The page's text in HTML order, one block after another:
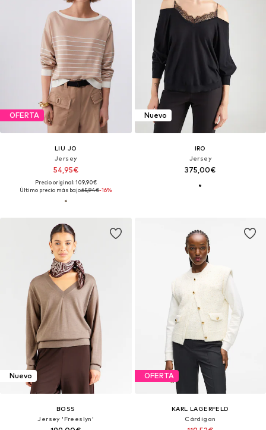
OFERTA
LIU JO
Jersey
54,95€
Precio original: 109,90€
Último precio más bajo:65,94€-16%
Nuevo
IRO
Jersey
375,00€
Nuevo
BOSS
Jersey 'Freeslyn'
OFERTA
KARL LAGERFELD
Cárdigan